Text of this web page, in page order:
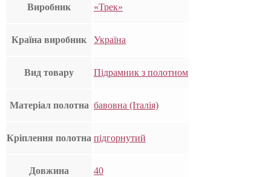
Виробник «Трек»
Країна виробник Україна
Вид товару Підрамник з полотном
Матеріал полотна бавовна (Італія)
Кріплення полотна підгорнутий
Довжина 40